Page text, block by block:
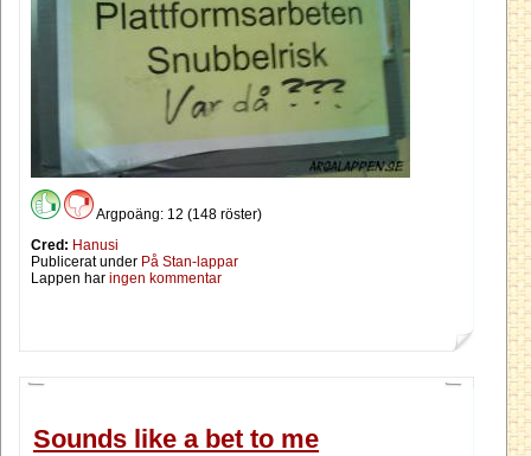
Argpoäng: 12 (148 röster)
Cred: Hanusi
Publicerat under På Stan-lappar
Lappen har ingen kommentar
Sounds like a bet to me